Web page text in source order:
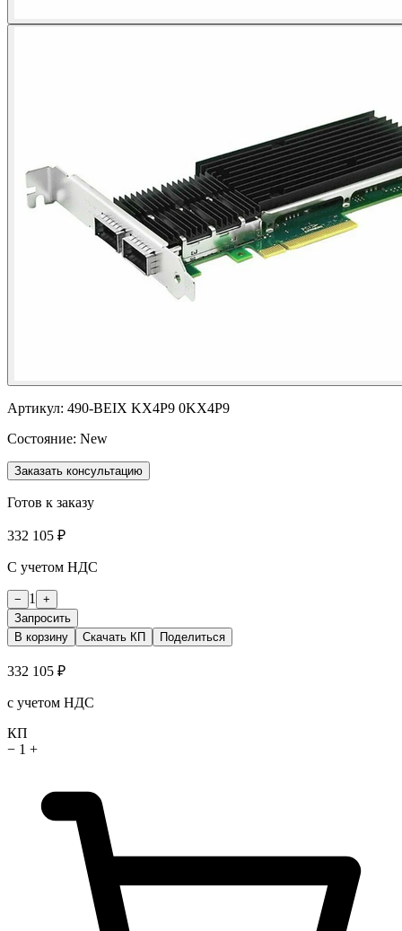
Артикул: 490-BEIX KX4P9 0KX4P9
Состояние: New
Заказать консультацию
Готов к заказу
332 105 ₽
С учетом НДС
− 1
+
Запросить
В корзину
Скачать КП Поделиться
332 105 ₽
с учетом НДС
КП
− 1 +